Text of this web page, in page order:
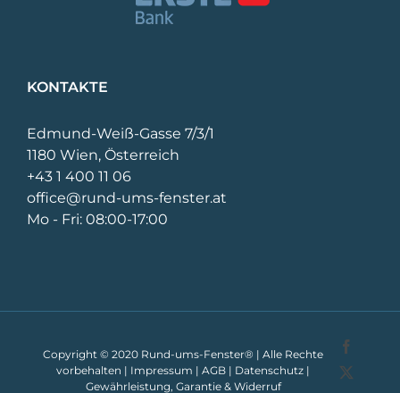
KONTAKTE
Edmund-Weiß-Gasse 7/3/1
1180 Wien, Österreich
+43 1 400 11 06
office@rund-ums-fenster.at
Mo - Fri: 08:00-17:00
Copyright © 2020 Rund-ums-Fenster® | Alle Rechte
vorbehalten | Impressum | AGB | Datenschutz |
Gewährleistung, Garantie & Widerruf